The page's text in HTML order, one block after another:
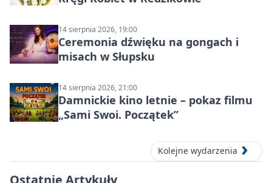
14 sierpnia 2026, 19:00
Ceremonia dźwięku na gongach i
misach w Słupsku
14 sierpnia 2026, 21:00
Damnickie kino letnie – pokaz filmu
„Sami Swoi. Początek”
Kolejne wydarzenia
Ostatnie Artykuły